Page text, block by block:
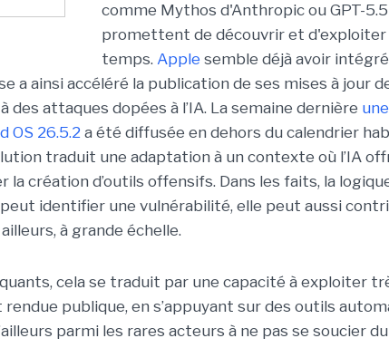
comme Mythos d'Anthropic ou GPT-
promettent de découvrir et d'exploiter
temps. Apple semble déjà avoir
a ainsi accéléré la publication de ses mises à jour
des attaques dopées à l’IA. La semaine dernière
OS 26.5.2a été diffusée en dehors du calendrier
traduit une adaptation à un contexte où l’IA
la création d’outils offensifs. Dans les faits, la
peut identifier une vulnérabilité, elle peut aussi
à grande échelle.
cela se traduit par une capacité à exploiter
rendue publique, en s’appuyant sur des outils
parmi les rares acteurs à ne pas se soucier